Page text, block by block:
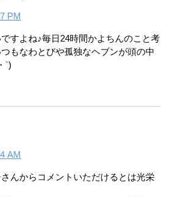
PM
すよね♪毎日24時間かよちんのこと考
もなわとびや孤独なヘブンが頭の中
`)
AM
んからコメントいただけるとは光栄